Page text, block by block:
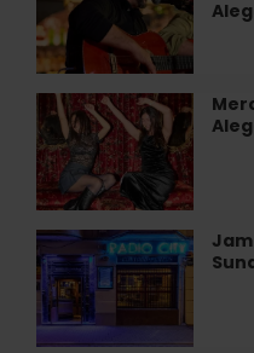
Valencia
spectacle
de
flamenco
au
restaurant
Alegal
de
València
Mercredi
jazz
au
restaurant
Alegal
de
Valencia
Jam
session
«
Funked
Up